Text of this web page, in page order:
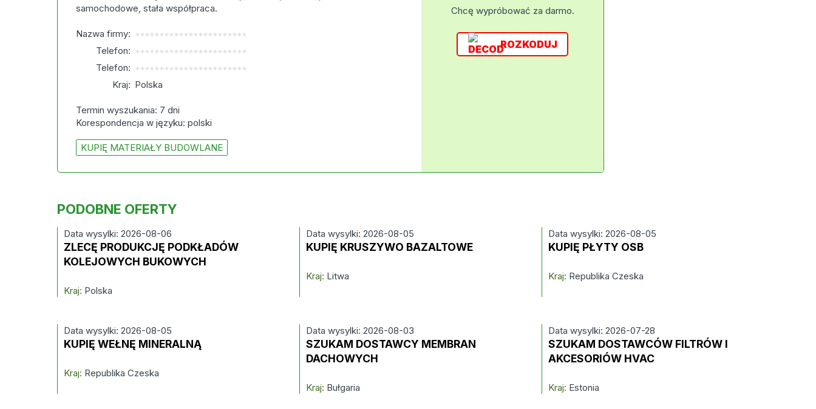
samochodowe, stała współpraca.
Nazwa firmy: ***********************
Telefon: ***********************
Telefon: ***********************
Kraj: Polska
Termin wyszukania: 7 dni
Korespondencja w języku: polski
KUPIĘ MATERIAŁY BUDOWLANE
Chcę wypróbować za darmo.
ROZKODUJ
PODOBNE OFERTY
Data wysylki: 2026-08-06
ZLECĘ PRODUKCJĘ PODKŁADÓW
KOLEJOWYCH BUKOWYCH
Kraj: Polska
Data wysylki: 2026-08-05
KUPIĘ KRUSZYWO BAZALTOWE
Kraj: Litwa
Data wysylki: 2026-08-05
KUPIĘ PŁYTY OSB
Kraj: Republika Czeska
Data wysylki: 2026-08-05
KUPIĘ WEŁNĘ MINERALNĄ
Kraj: Republika Czeska
Data wysylki: 2026-08-03
SZUKAM DOSTAWCY MEMBRAN
DACHOWYCH
Kraj: Bułgaria
Data wysylki: 2026-07-28
SZUKAM DOSTAWCÓW FILTRÓW I
AKCESORIÓW HVAC
Kraj: Estonia